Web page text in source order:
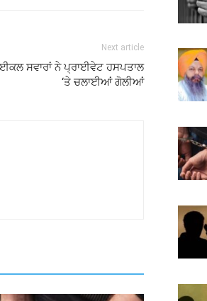
Next article
ਸਵਾਰਾਂ ਨੇ ਪ੍ਰਾਈਵੇਟ ਹਸਪਤਾਲ
‘ਤੇ ਚਲਾਈਆਂ ਗੋਲੀਆਂ